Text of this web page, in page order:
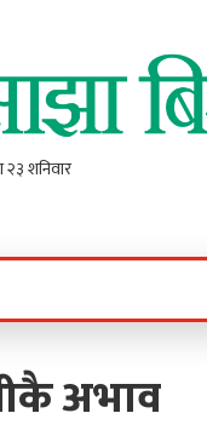
Sajha
अभाव